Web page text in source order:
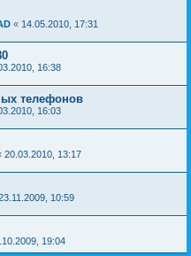
« 14.05.2010, 17:31
16:38
телефонов
16:03
20.03.2010, 13:17
10:59
19:04